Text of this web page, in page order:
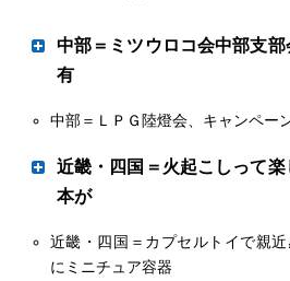
本郷厚常務執行役員ＬＰガス部
販売店と共栄共存 ＬＰＷＡでＤ
ＮＸ商事（本社・東京、秋田進社
ＡＳ（エヌエックスガス）」をＬ
多角化の一環で滑り出し好
中部＝ミツウロコ会中部支
有
高効率機器拡販にも力
全国ミツウロコ会中部支部会は８
りの会場開催で、約１００人が出
は２０２１年度事業報告と収支決
中部＝ＬＰＧ陸燈会、キャンペー
近畿・四国＝火起こしって
本が
子ども食堂で体験企画
近畿・四国＝カプセルトイで親
にミニチュア容器